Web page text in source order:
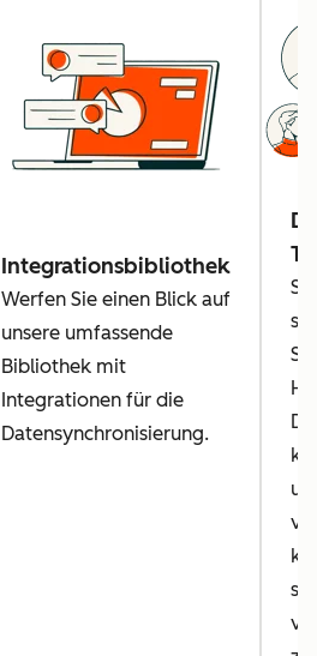
Integrationsbibliothek
Werfen Sie einen Blick auf
unsere umfassende
Bibliothek mit
Integrationen für die
Datensynchronisierung.